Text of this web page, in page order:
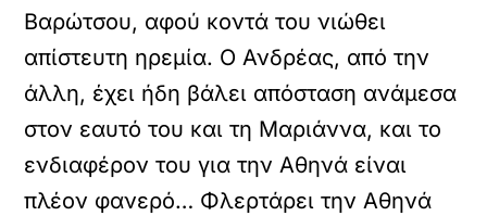
Βαρώτσου, αφού κοντά του νιώθει
απίστευτη ηρεμία. Ο Ανδρέας, από την
άλλη, έχει ήδη βάλει απόσταση ανάμεσα
στον εαυτό του και τη Μαριάννα, και το
ενδιαφέρον του για την Αθηνά είναι
πλέον φανερό… Φλερτάρει την Αθηνά